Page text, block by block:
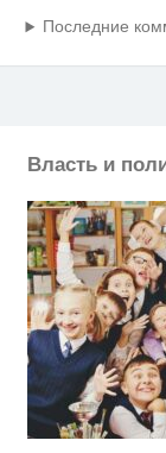
Последние
Власть и